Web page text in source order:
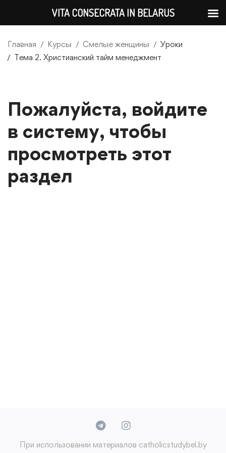
Главная Курсы Смелые женщины
Уроки
Тема 2. Христианский тайм менеджмент
Пожалуйста, войдите
в систему, чтобы
просмотреть этот
раздел
При использовании материалов catholicstudybel.by
VITA CONSECRATA IN BELARUS